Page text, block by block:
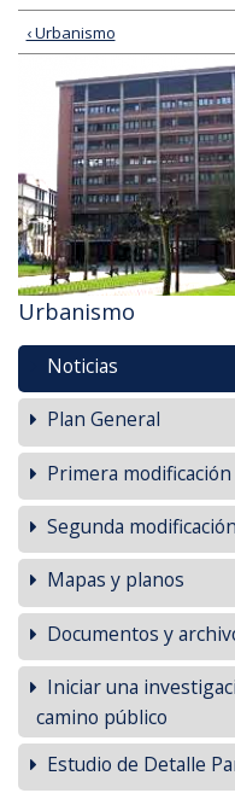
‹ Urbanismo
Urbanismo
Noticias
Plan General
Primera
Segunda
Mapas y planos
Documentos y
Iniciar una
camino público
Estudio de Detalle